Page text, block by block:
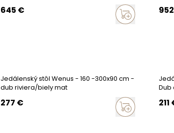
645 € 952
Jedálenský stôl Wenus - 160 -300x90 cm -
dub riviera/biely mat
277 €
Dub
211